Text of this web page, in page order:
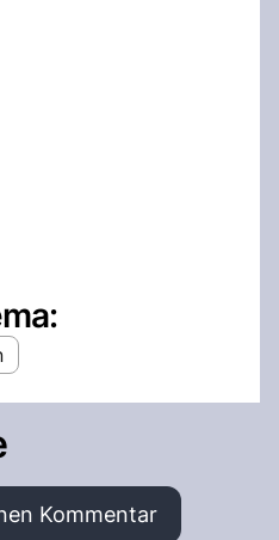
Kommentar